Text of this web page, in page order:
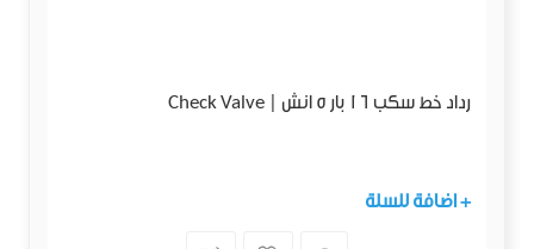
رداد خط سكب 16 بار 5 انش | Check Valve
+ اضافة للسلة